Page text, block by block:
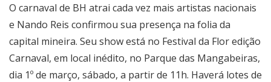
O carnaval de BH atrai cada vez mais artistas nacionais
e Nando Reis confirmou sua presença na folia da
capital mineira. Seu show está no Festival da Flor edição
Carnaval, em local inédito, no Parque das Mangabeiras,
dia 1º de março, sábado, a partir de 11h. Haverá lotes de